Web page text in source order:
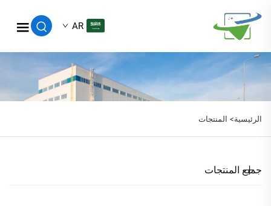
AR
الرئيسية> المنتجات
جميع المنتجات